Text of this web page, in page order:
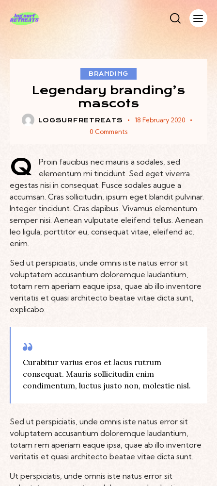
BRANDING
Legendary branding’s
mascots
LOGSURFRETREATS
18 February 2020
0 Comments
Q
Proin faucibus nec mauris a sodales, sed
elementum mi tincidunt. Sed eget viverra
egestas nisi in consequat. Fusce sodales augue a
accumsan. Cras sollicitudin, ipsum eget blandit pulvinar.
Integer tincidunt. Cras dapibus. Vivamus elementum
semper nisi. Aenean vulputate eleifend tellus. Aenean
leo ligula, porttitor eu, consequat vitae, eleifend ac,
enim.
Sed ut perspiciatis, unde omnis iste natus error sit
voluptatem accusantium doloremque laudantium,
totam rem aperiam eaque ipsa, quae ab illo inventore
veritatis et quasi architecto beatae vitae dicta sunt,
explicabo.
Curabitur varius eros et lacus rutrum
consequat. Mauris sollicitudin enim
condimentum, luctus justo non, molestie nisl.
Sed ut perspiciatis, unde omnis iste natus error sit
voluptatem accusantium doloremque laudantium,
totam rem aperiam eaque ipsa, quae ab illo inventore
veritatis et quasi architecto beatae vitae dicta sunt.
Ut perspiciatis, unde omnis iste natus error sit